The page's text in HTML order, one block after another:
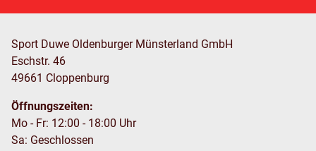
Sport Duwe Oldenburger Münsterland GmbH
Eschstr. 46
49661 Cloppenburg
Öffnungszeiten:
Mo - Fr: 12:00 - 18:00 Uhr
Sa: Geschlossen